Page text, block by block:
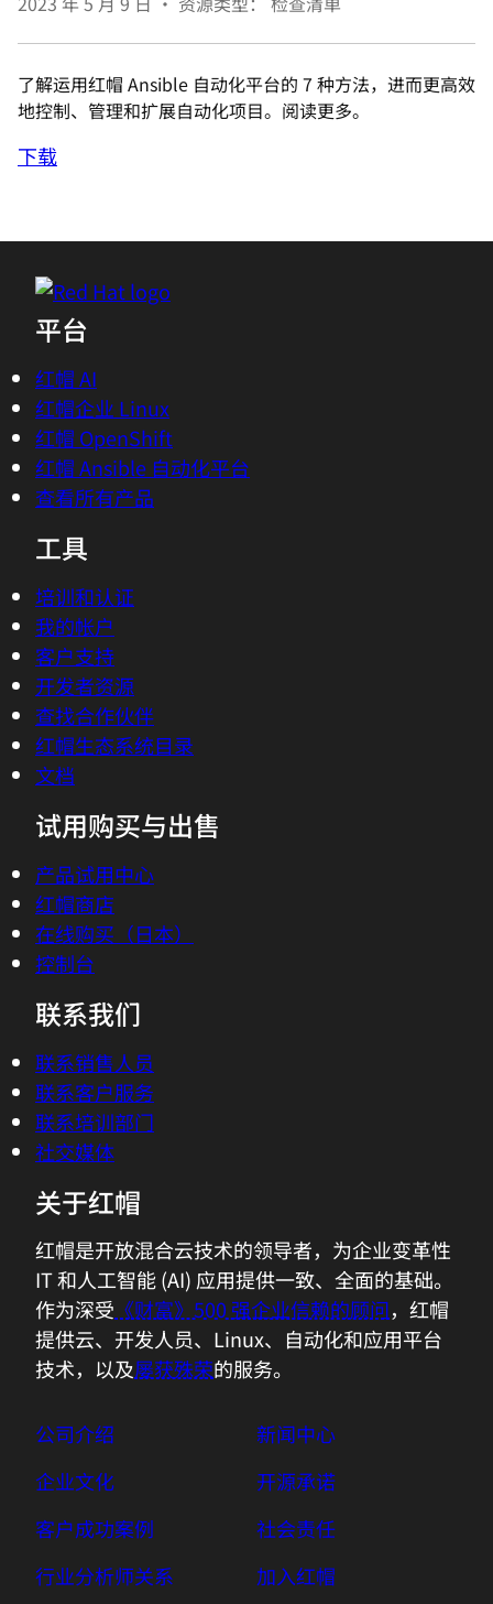
了解运用红帽 Ansible 自动化平台的 7 种方法，进而更高效
地控制、管理和扩展自动化项目。阅读更多。
下载
平台
红帽 AI
红帽企业 Linux
红帽 OpenShift
红帽 Ansible 自动化平台
查看所有产品
工具
培训和认证
我的帐户
客户支持
开发者资源
查找合作伙伴
红帽生态系统目录
文档
试用购买与出售
产品试用中心
红帽商店
在线购买（日本）
控制台
联系我们
联系销售人员
联系客户服务
联系培训部门
社交媒体
关于红帽
红帽是开放混合云技术的领导者，为企业变革性
IT 和人工智能 (AI) 应用提供一致、全面的基础。
作为深受 《财富》500 强企业信赖的顾问，红帽
提供云、开发人员、Linux、自动化和应用平台
技术，以及屡获殊荣的服务。
公司介绍
企业文化
客户成功案例
行业分析师关系
新闻中心
开源承诺
社会责任
加入红帽